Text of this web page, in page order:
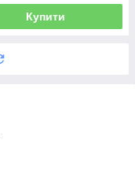
Купити